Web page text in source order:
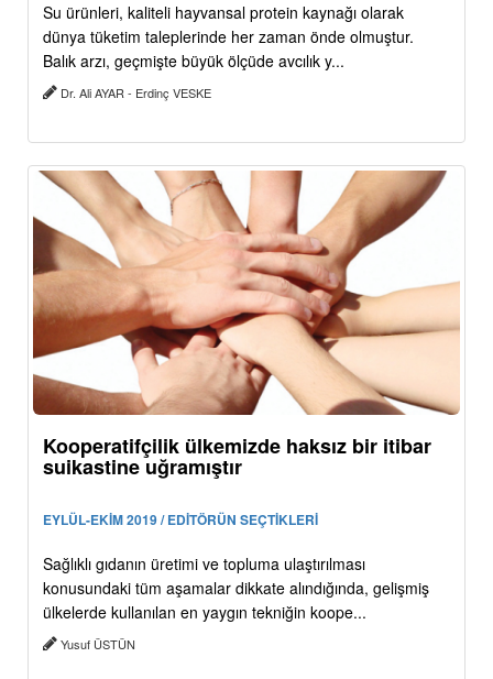
Su ürünleri, kaliteli hayvansal protein kaynağı olarak
dünya tüketim taleplerinde her zaman önde olmuştur.
Balık arzı, geçmişte büyük ölçüde avcılık y...
Dr. Ali AYAR - Erdinç VESKE
Kooperatifçilik ülkemizde haksız bir itibar
suikastine uğramıştır
EYLÜL-EKİM 2019 / EDİTÖRÜN SEÇTİKLERİ
Sağlıklı gıdanın üretimi ve topluma ulaştırılması
konusundaki tüm aşamalar dikkate alındığında, gelişmiş
ülkelerde kullanılan en yaygın tekniğin koope...
Yusuf ÜSTÜN